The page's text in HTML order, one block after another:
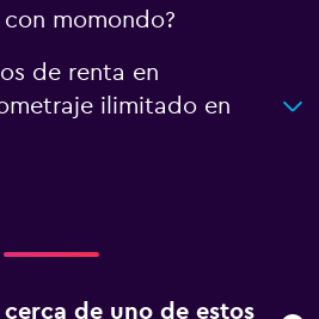
momondo?
de renta en
ilimitado en
de uno de estos